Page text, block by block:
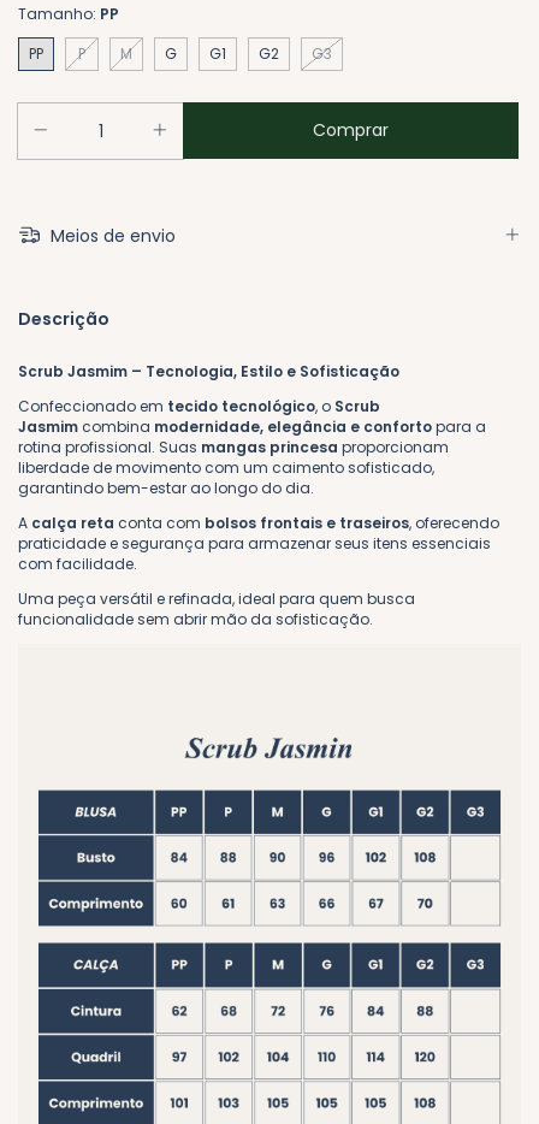
Tamanho: PP
PP
P M G G1 G2 G3
Meios de envio
Descrição
Scrub Jasmim – Tecnologia, Estilo e Sofisticação
Confeccionado em tecido tecnológico, o Scrub
Jasmimcombina modernidade, elegância e confortopara a
rotina profissional. Suas mangas princesa proporcionam
liberdade de movimento com um caimento sofisticado,
garantindo bem-estar ao longo do dia.
A calça reta conta com bolsos frontais e traseiros, oferecendo
praticidade e segurança para armazenar seus itens essenciais
com facilidade.
Uma peça versátil e refinada, ideal para quem busca
funcionalidade sem abrir mão da sofisticação.